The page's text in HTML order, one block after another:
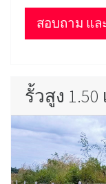
สอบถาม แล
รั้วสูง